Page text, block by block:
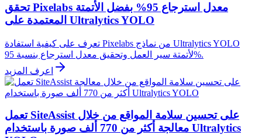
تحقق Pixelabs معدل استرجاع 95% بفضل الأتمتة
المعتمدة على Ultralytics YOLO
تعرف على كيفية استفادة Pixelabs من نماذج Ultralytics YOLO
لأتمتة سير العمل وتحقيق معدل استرجاع بنسبة 95%.
اعرف المزيد
تعمل SiteAssist على تحسين سلامة المواقع من خلال
معالجة أكثر من 770 ألف صورة باستخدام Ultralytics